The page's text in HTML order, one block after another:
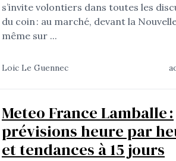
s’invite volontiers dans toutes les
du coin : au marché, devant la
même sur ...
Loic Le Guennec
Meteo France Lamballe :
prévisions heure par
et tendances à 15 jours